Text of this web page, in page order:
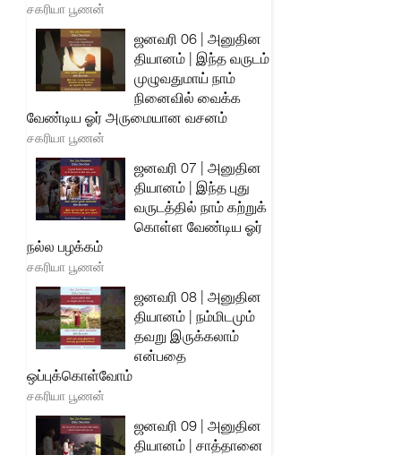
சகரியா பூணன்
ஜனவரி 06 | அனுதின
தியானம் | இந்த வருடம்
முழுவதுமாய் நாம்
நினைவில் வைக்க
வேண்டிய ஓர் அருமையான வசனம்
சகரியா பூணன்
ஜனவரி 07 | அனுதின
தியானம் | இந்த புது
வருடத்தில் நாம் கற்றுக்
கொள்ள வேண்டிய ஓர்
நல்ல பழக்கம்
சகரியா பூணன்
ஜனவரி 08 | அனுதின
தியானம் | நம்மிடமும்
தவறு இருக்கலாம்
என்பதை
ஒப்புக்கொள்வோம்
சகரியா பூணன்
ஜனவரி 09 | அனுதின
தியானம் | சாத்தானை